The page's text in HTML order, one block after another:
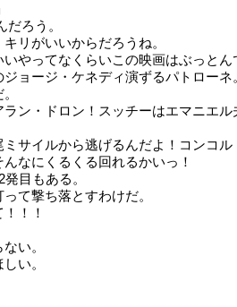
だろう。
リがいいからだろうね。
いやってなくらいこの映画はぶっとん
ョージ・ケネディ演ずるパトローネ
ン・ドロン！スッチーはエマニエル
サイルから逃げるんだよ！コンコル
なにくるくる回れるかいっ！
目もある。
て撃ち落とすわけだ。
！！
い。
い。